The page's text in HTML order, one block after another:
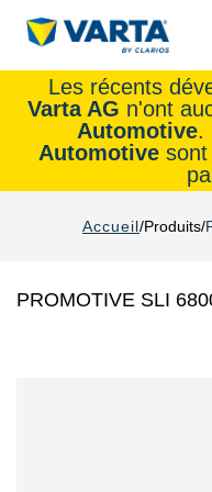
Les récents
Varta AG n'ont
Automotive.
Automotive
Accueil Produits
PROMOTIVE SLI